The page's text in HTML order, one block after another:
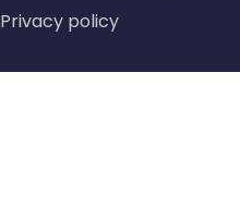
Privacy policy